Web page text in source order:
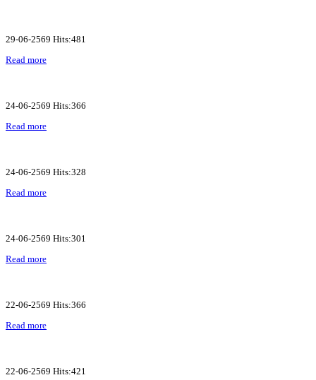
29-06-2569 Hits:481
Read more
24-06-2569 Hits:366
Read more
24-06-2569 Hits:328
Read more
24-06-2569 Hits:301
Read more
22-06-2569 Hits:366
Read more
22-06-2569 Hits:421